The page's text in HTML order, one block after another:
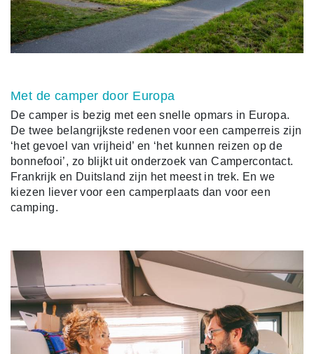
Met de camper door Europa
De camper is bezig met een snelle opmars in Europa.
De twee belangrijkste redenen voor een camperreis zijn
‘het gevoel van vrijheid’ en ‘het kunnen reizen op de
bonnefooi’, zo blijkt uit onderzoek van Campercontact.
Frankrijk en Duitsland zijn het meest in trek. En we
kiezen liever voor een camperplaats dan voor een
camping.